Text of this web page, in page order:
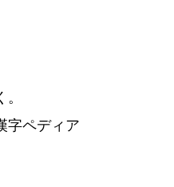
字ペディア